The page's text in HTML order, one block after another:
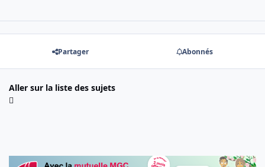
Partager Abonnés
Aller sur la liste des sujets